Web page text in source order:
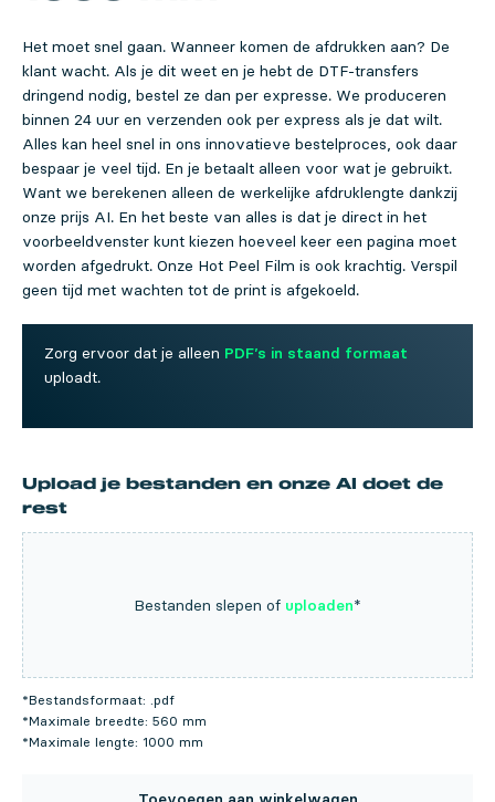
Het moet snel gaan. Wanneer komen de afdrukken aan? De
klant wacht. Als je dit weet en je hebt de DTF-transfers
dringend nodig, bestel ze dan per expresse. We produceren
binnen 24 uur en verzenden ook per express als je dat wilt.
Alles kan heel snel in ons innovatieve bestelproces, ook daar
bespaar je veel tijd. En je betaalt alleen voor wat je gebruikt.
Want we berekenen alleen de werkelijke afdruklengte dankzij
onze prijs AI. En het beste van alles is dat je direct in het
voorbeeldvenster kunt kiezen hoeveel keer een pagina moet
worden afgedrukt. Onze Hot Peel Film is ook krachtig. Verspil
geen tijd met wachten tot de print is afgekoeld.
Zorg ervoor dat je alleen PDF’s in staand formaat
uploadt.
Upload je bestanden en onze AI doet de
rest
Bestanden slepen of uploaden*
*Bestandsformaat: .pdf
*Maximale breedte: 560 mm
*Maximale lengte: 1000 mm